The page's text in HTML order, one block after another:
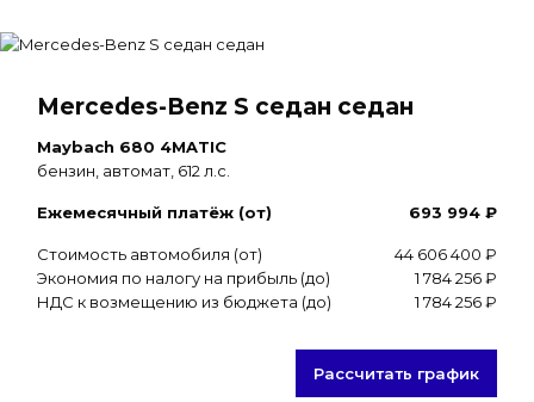
Mercedes-Benz S седан седан
Maybach 680 4MATIC
бензин, автомат, 612 л.с.
Ежемесячный платёж (от) 693 994 ₽
Стоимость автомобиля (от)
44 606 400 ₽
Экономия по налогу на прибыль (до)
1 784 256 ₽
НДС к возмещению из бюджета (до)
1 784 256 ₽
Рассчитать график